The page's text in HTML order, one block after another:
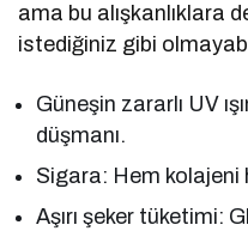
ama bu alışkanlıklara
istediğiniz gibi
Güneşin zararlı UV
düşmanı.
Sigara: Hem
Aşırı şeker tüketimi: